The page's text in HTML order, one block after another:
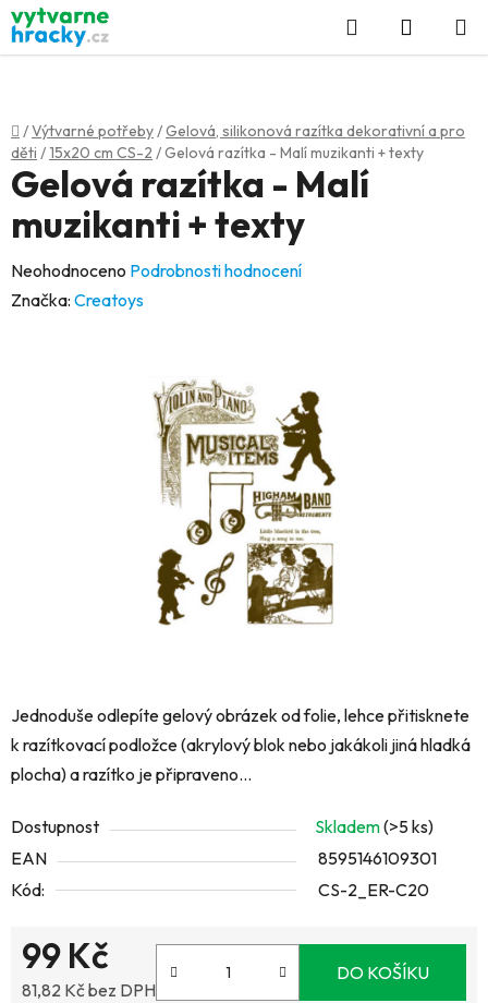
Přejít
na
obsah
Hledat
KOŠÍK
Domů
/Výtvarné potřeby/Gelová, silikonová razítka dekorativní a pro
děti /15x20 cm CS-2 /Gelová razítka - Malí muzikanti + texty
Jednoduše odlepíte gelový obrázek od folie, lehce přitisknete
k razítkovací podložce (akrylový blok nebo jakákoli jiná hladká
plocha) a razítko je připraveno...
Dostupnost Skladem(>5 ks)
EAN
8595146109301
Kód:
CS-2_ER-C20
99 Kč
81,82 Kč bez DPH
DO KOŠÍKU
Gelová razítka - Malí
muzikanti + texty
Průměrné
hodnocení
Neohodnoceno Podrobnosti hodnocení
Značka: Creatoys